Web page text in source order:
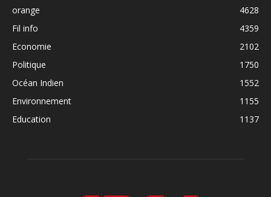
orange
4628
Fil info
4359
Economie
2102
Politique
1750
Océan Indien
1552
Environnement
1155
Education
1137